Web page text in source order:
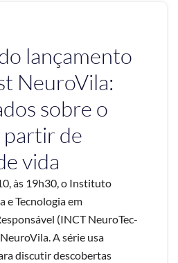
lançamento
NeuroVila:
sobre o
partir de
vida
às 19h30, o Instituto
e Tecnologia em
(INCT NeuroTec-
A série usa
discutir descobertas